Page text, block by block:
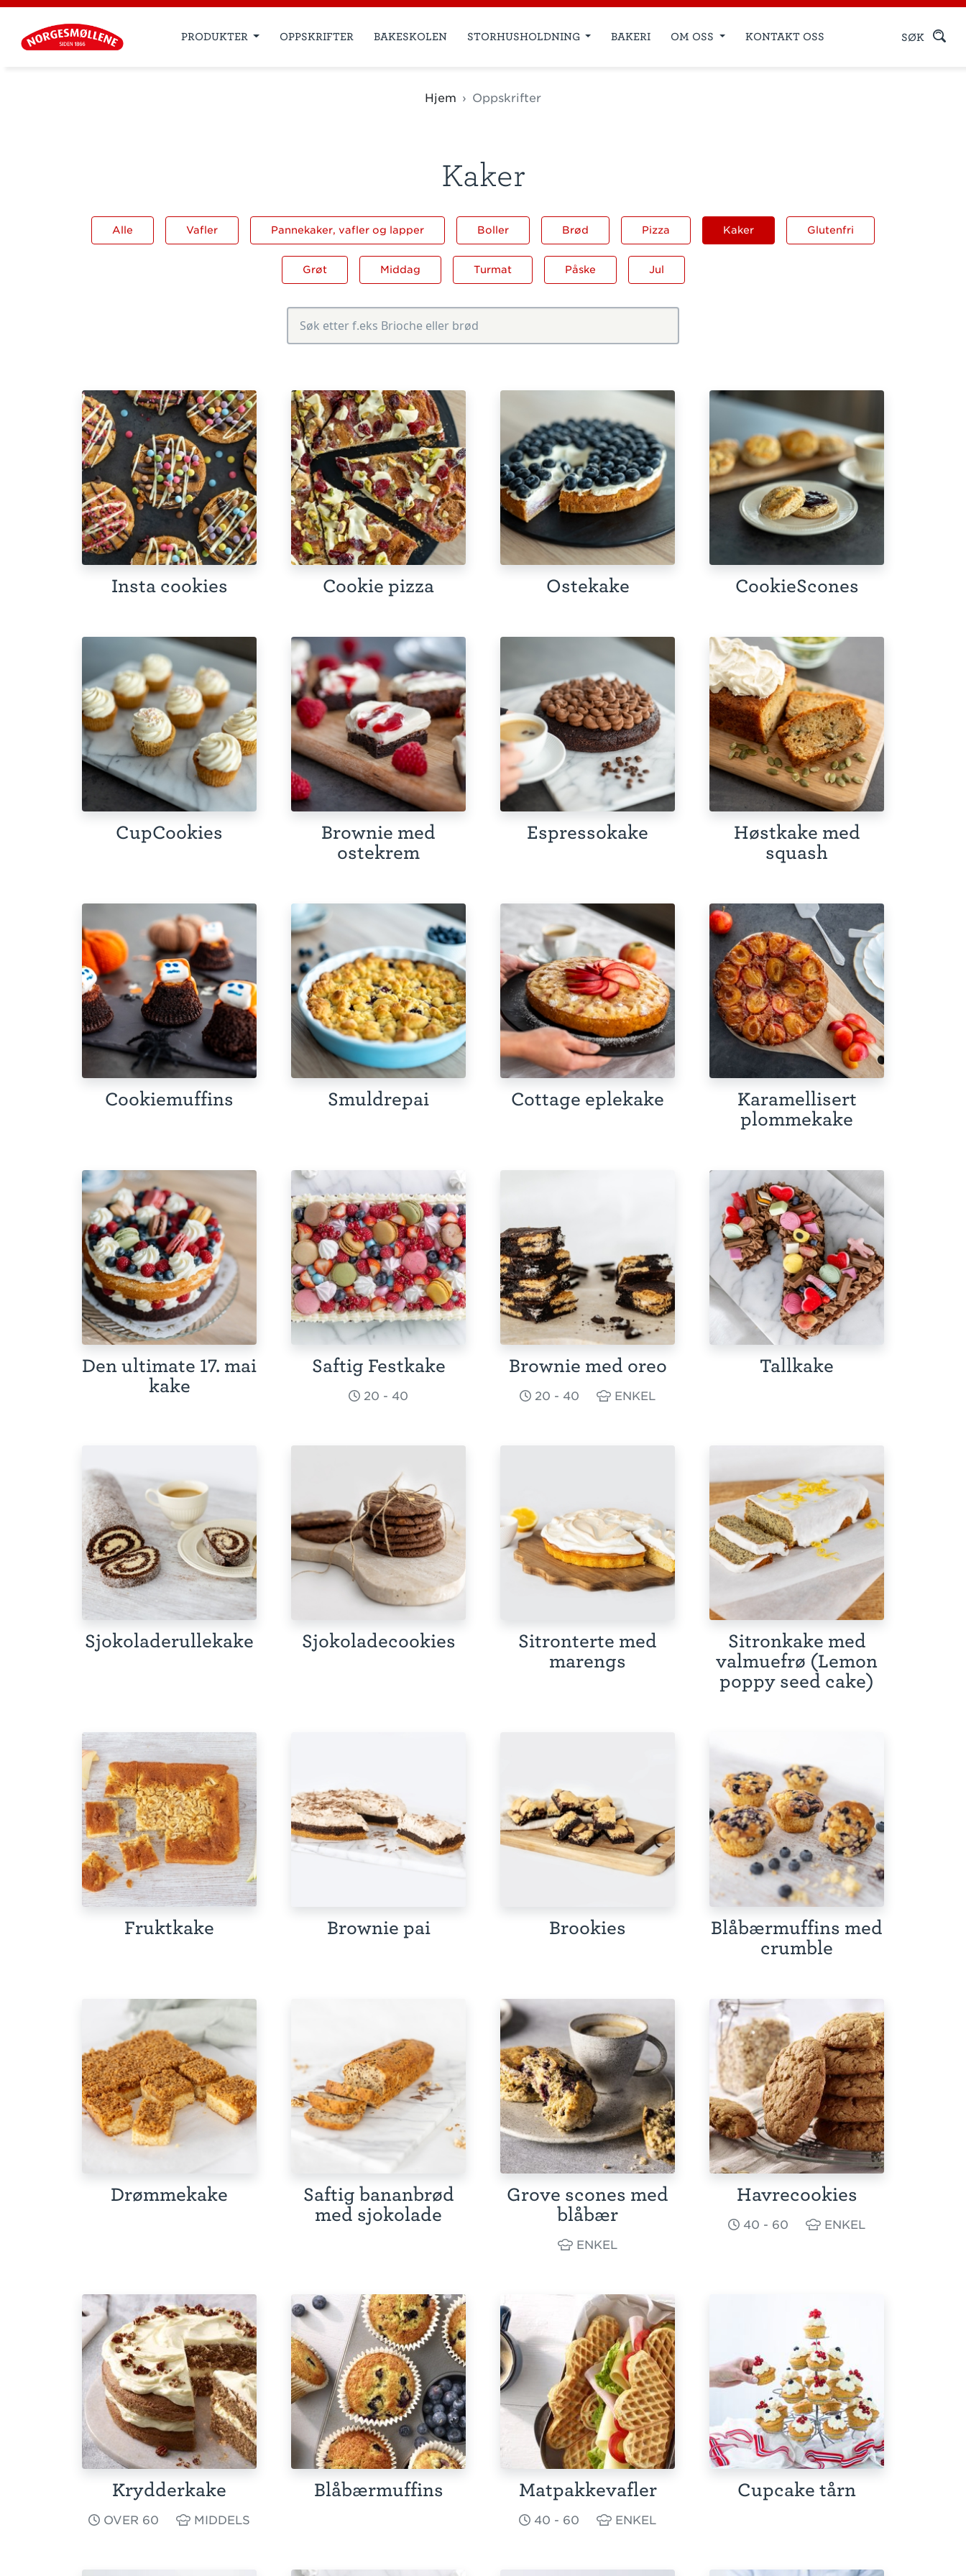
PRODUKTER OPPSKRIFTER BAKESKOLEN STORHUSHOLDNING BAKERI OM OSS KONTAKT OSS SØK
Hjem Oppskrifter
Kaker
Alle Vafler Pannekaker, vafler og lapper Boller Brød Pizza Kaker Glutenfri
Grøt Middag Turmat Påske Jul
Insta cookies Cookie pizza Ostekake CookieScones
CupCookies
Brownie med
ostekrem
Espressokake
Høstkake med
squash
Cookiemuffins Smuldrepai Cottage eplekake
Karamellisert
plommekake
Den ultimate 17. mai
kake
Saftig Festkake
20 - 40
Brownie med oreo
20 - 40 ENKEL
Tallkake
Sjokoladerullekake Sjokoladecookies
Sitronterte med
marengs
Sitronkake med
valmuefrø (Lemon
poppy seed cake)
Fruktkake Brownie pai Brookies
Blåbærmuffins med
crumble
Drømmekake
Saftig bananbrød
med sjokolade
Grove scones med
blåbær
ENKEL
Havrecookies
40 - 60 ENKEL
Krydderkake
OVER 60 MIDDELS
Blåbærmuffins Matpakkevafler
40 - 60 ENKEL
Cupcake tårn